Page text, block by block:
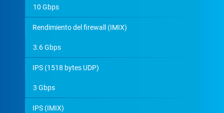
10 Gbps
Rendimiento del firewall (IMIX)
3.6 Gbps
IPS (1518 bytes UDP)
3 Gbps
IPS (IMIX)